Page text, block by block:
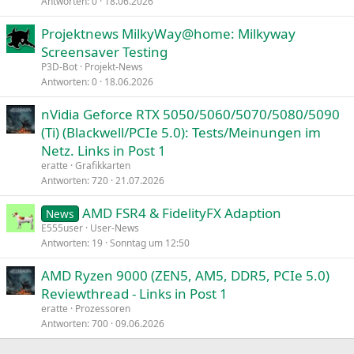
Projektnews MilkyWay@home: Milkyway
Screensaver Testing
P3D-Bot Projekt-News
Antworten 0 18.06.2026
nVidia Geforce RTX 5050/5060/5070/5080/5090
(Ti) (Blackwell/PCIe 5.0): Tests/Meinungen im
Netz. Links in Post 1
eratte Grafikkarten
Antworten 720 21.07.2026
News AMD FSR4 & FidelityFX Adaption
E555user User-News
Antworten 19 Sonntag um 12:50
AMD Ryzen 9000 (ZEN5, AM5, DDR5, PCIe 5.0)
Reviewthread - Links in Post 1
eratte
Prozessoren
Antworten 700 09.06.2026